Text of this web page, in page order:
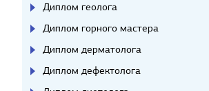
Диплом геолога
Диплом горного мастера
Диплом дерматолога
Диплом дефектолога